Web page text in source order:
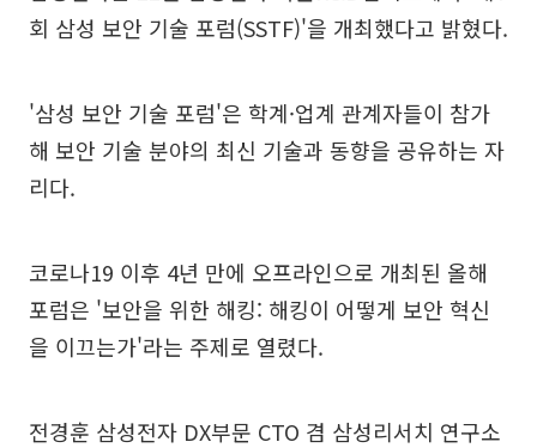
회 삼성 보안 기술 포럼(SSTF)'을 개최했다고 밝혔다.
'삼성 보안 기술 포럼'은 학계·업계 관계자들이 참가
해 보안 기술 분야의 최신 기술과 동향을 공유하는 자
리다.
코로나19 이후 4년 만에 오프라인으로 개최된 올해
포럼은 '보안을 위한 해킹: 해킹이 어떻게 보안 혁신
을 이끄는가'라는 주제로 열렸다.
전경훈 삼성전자 DX부문 CTO 겸 삼성리서치 연구소